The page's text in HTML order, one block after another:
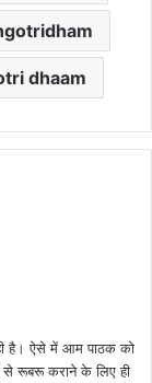
dhaam
है। ऐसे में आम पाठक को
से रूबरू कराने के लिए ही